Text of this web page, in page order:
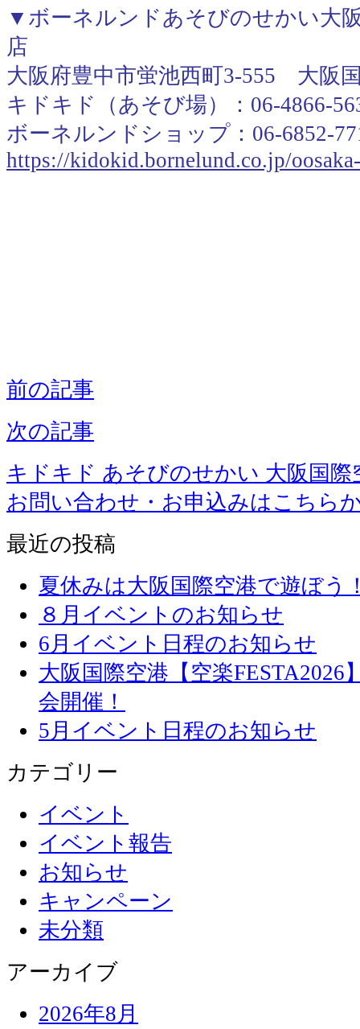
▼ボーネルンドあそびのせかい大
店
大阪府豊中市蛍池西町3-555 大阪
キドキド（あそび場）：06-4866-
ボーネルンドショップ：06-6852-
https://kidokid.bornelund.co.jp/
前の記事
次の記事
キドキド あそびのせかい 大阪国際
お問い合わせ・お申込みはこちら
最近の投稿
夏休みは大阪国際空港で遊ぼう
８月イベントのお知らせ
6月イベント日程のお知らせ
大阪国際空港【空楽
会開催！
5月イベント日程のお知らせ
カテゴリー
イベント
イベント報告
お知らせ
キャンペーン
未分類
アーカイブ
2026年8月